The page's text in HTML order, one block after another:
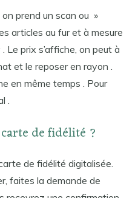
prend un scan ou »
articles au fur et à mesure
Le prix s’affiche, on peut à
et le reposer en rayon .
en même temps . Pour
.
de fidélité ?
de fidélité digitalisée.
faites la demande de